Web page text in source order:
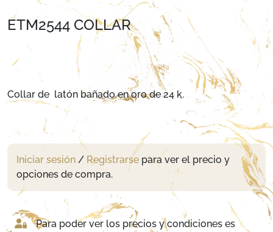
ETM2544 COLLAR
Collar de latón bañado en oro de 24 k.
Iniciar sesión / Registrarse para ver el precio y
opciones de compra.
Para poder ver los precios y condiciones es